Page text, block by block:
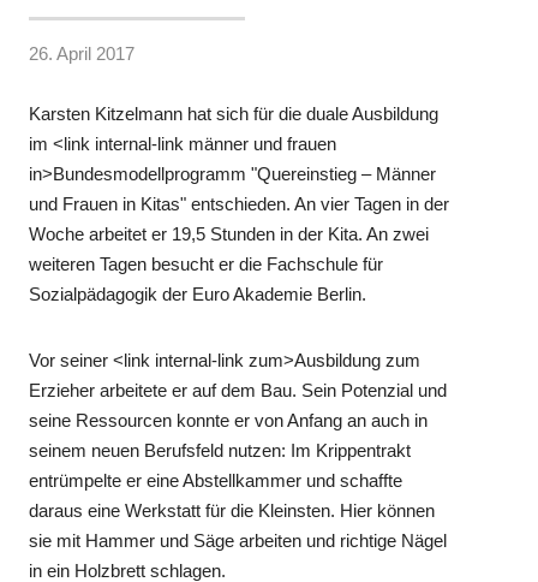
26. April 2017
Karsten Kitzelmann hat sich für die duale Ausbildung
im <link internal-link männer und frauen
in>Bundesmodellprogramm "Quereinstieg – Männer
und Frauen in Kitas" entschieden. An vier Tagen in der
Woche arbeitet er 19,5 Stunden in der Kita. An zwei
weiteren Tagen besucht er die Fachschule für
Sozialpädagogik der Euro Akademie Berlin.
Vor seiner <link internal-link zum>Ausbildung zum
Erzieher arbeitete er auf dem Bau. Sein Potenzial und
seine Ressourcen konnte er von Anfang an auch in
seinem neuen Berufsfeld nutzen: Im Krippentrakt
entrümpelte er eine Abstellkammer und schaffte
daraus eine Werkstatt für die Kleinsten. Hier können
sie mit Hammer und Säge arbeiten und richtige Nägel
in ein Holzbrett schlagen.